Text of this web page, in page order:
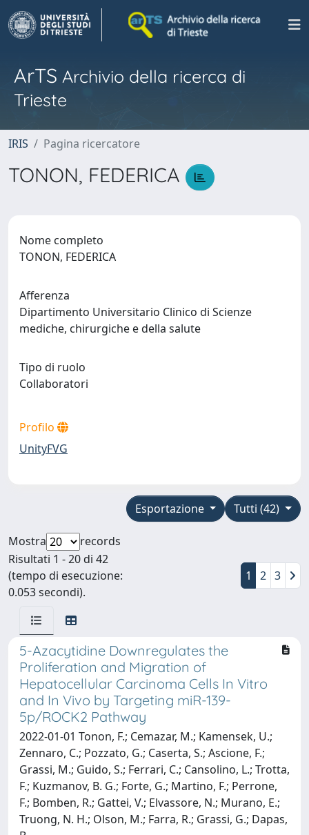
ArTS Archivio della ricerca di
Trieste
IRIS Pagina ricercatore
TONON, FEDERICA
Nome completo
TONON, FEDERICA
Afferenza
Dipartimento Universitario Clinico di Scienze
mediche, chirurgiche e della salute
Tipo di ruolo
Collaboratori
Profilo
UnityFVG
Tutti (42)
Esportazione
Mostra
records
Risultati 1 - 20 di 42
(tempo di esecuzione:
0.053 secondi).
1 2 3
5-Azacytidine Downregulates the
Proliferation and Migration of
Hepatocellular Carcinoma Cells In Vitro
and In Vivo by Targeting miR-139-
5p/ROCK2 Pathway
2022-01-01 Tonon, F.; Cemazar, M.; Kamensek, U.;
Zennaro, C.; Pozzato, G.; Caserta, S.; Ascione, F.;
Grassi, M.; Guido, S.; Ferrari, C.; Cansolino, L.; Trotta,
F.; Kuzmanov, B. G.; Forte, G.; Martino, F.; Perrone,
F.; Bomben, R.; Gattei, V.; Elvassore, N.; Murano, E.;
Truong, N. H.; Olson, M.; Farra, R.; Grassi, G.; Dapas,